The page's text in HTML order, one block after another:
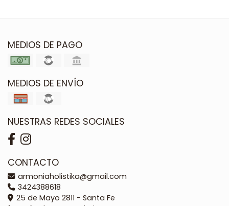
MEDIOS DE PAGO
MEDIOS DE ENVÍO
NUESTRAS REDES SOCIALES
CONTACTO
armoniaholistika@gmail.com
3424388618
25 de Mayo 2811 - Santa Fe